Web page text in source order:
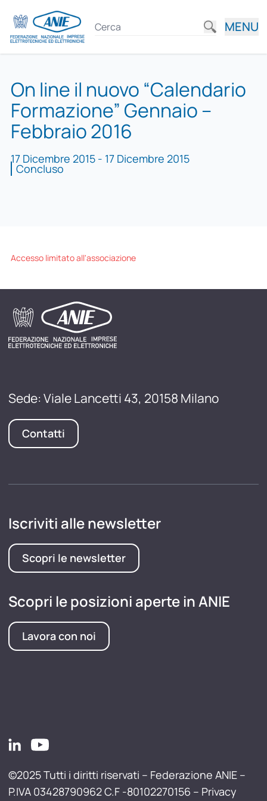
MENU
On line il nuovo “Calendario
Formazione” Gennaio –
Febbraio 2016
17 Dicembre 2015 - 17 Dicembre 2015
Concluso
Accesso limitato all'associazione
Sede: Viale Lancetti 43, 20158 Milano
Contatti
Iscriviti alle newsletter
Scopri le newsletter
Scopri le posizioni aperte in ANIE
Lavora con noi
©2025 Tutti i diritti riservati – Federazione ANIE –
P.IVA 03428790962 C.F -80102270156 – Privacy